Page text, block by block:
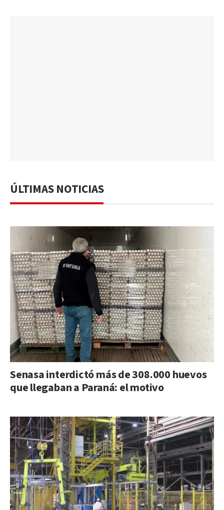
ÚLTIMAS NOTICIAS
Senasa interdictó más de 308.000 huevos
que llegaban a Paraná: el motivo